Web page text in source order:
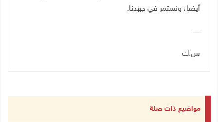
أيضا، ونستمر في جهدنا.
ـــــــ
س.ك
مواضيع ذات صلة